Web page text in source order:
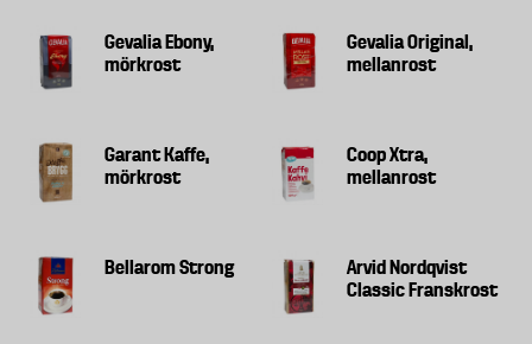
Gevalia Ebony,
mörkrost
Gevalia Original,
mellanrost
Garant Kaffe,
mörkrost
Coop Xtra,
mellanrost
Bellarom Strong
Arvid Nordqvist
Classic Franskrost